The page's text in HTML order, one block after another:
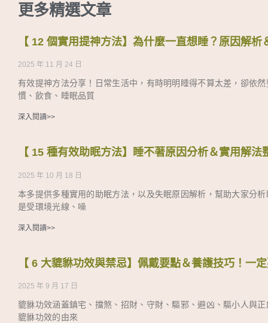
更多精選文章
【 12 個實用提神方法】為什麼一直想睡？原因解析
2025 年 11 月 24 日
有效提神方法分享！日常生活中，有時明明睡得不算太差，卻依
慣、飲食、睡眠品質
深入閱讀>>
【 15 種有效助眠方法】睡不著原因分析＆實用解法
2025 年 10 月 18 日
本多提供多種實用的助眠方法，以及失眠原因解析，幫助大家分
是受環境光線、噪
深入閱讀>>
【 6 大貔貅功效與禁忌】佩戴要點＆養護技巧！一
2025 年 9 月 17 日
貔貅功效涵蓋鎮宅、擋煞、招財、守財、驅邪、避凶、驅小人與
貔貅功效的由來